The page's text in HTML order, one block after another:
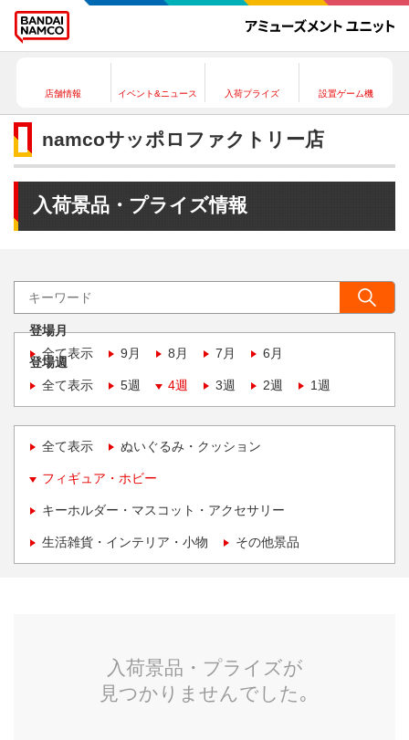
店舗情報 イベント&ニュース 入荷プライズ 設置ゲーム機
namcoサッポロファクトリー店
入荷景品・プライズ情報
登場月
全て表示
9月 8月 7月 6月
登場週
全て表示
5週 4週 3週 2週 1週
全て表示 ぬいぐるみ・クッション
フィギュア・ホビー
キーホルダー・マスコット・アクセサリー
生活雑貨・インテリア・小物 その他景品